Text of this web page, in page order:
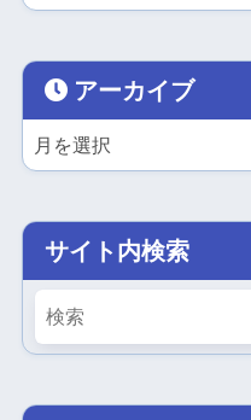
アーカイブ
サイト内検索